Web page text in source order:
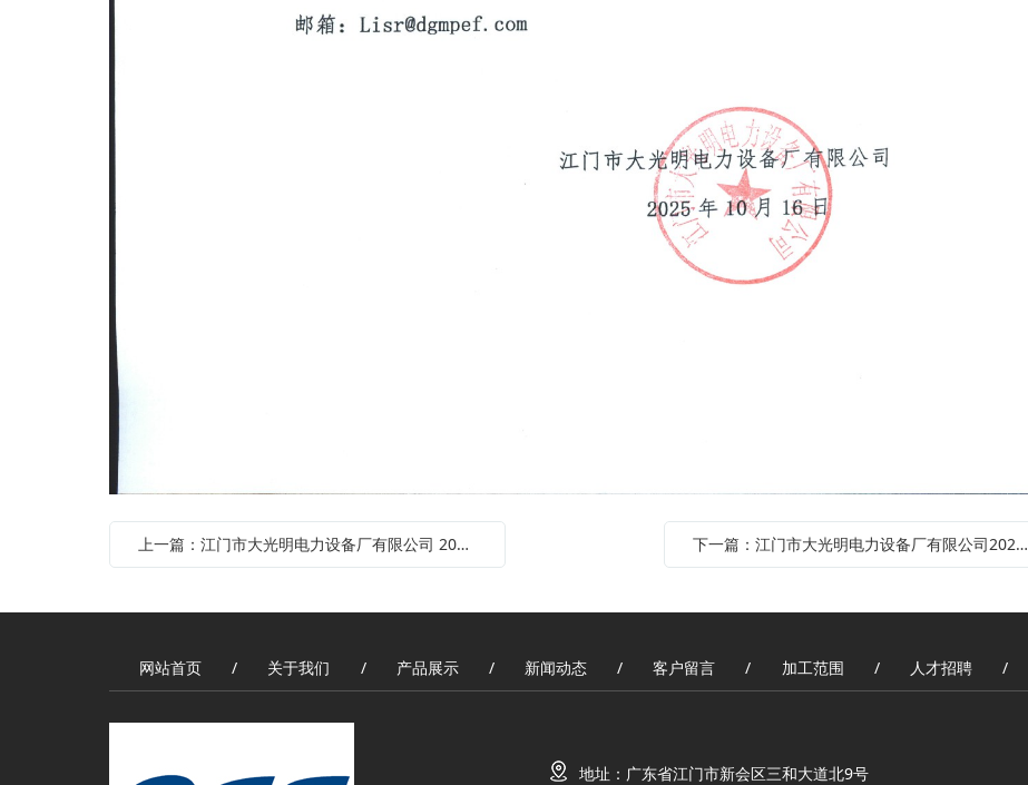
上一篇：江门市大光明电力设备厂有限公司 2025年待处置资产价值评估服务询价结果公示 下一篇：江门市大光明电力设备厂有限公司2026年电力交易项目询价邀请函
网站首页 / 关于我们 / 产品展示 / 新闻动态 / 客户留言 / 加工范围 / 人才招聘 /
地址：广东省江门市新会区三和大道北9号